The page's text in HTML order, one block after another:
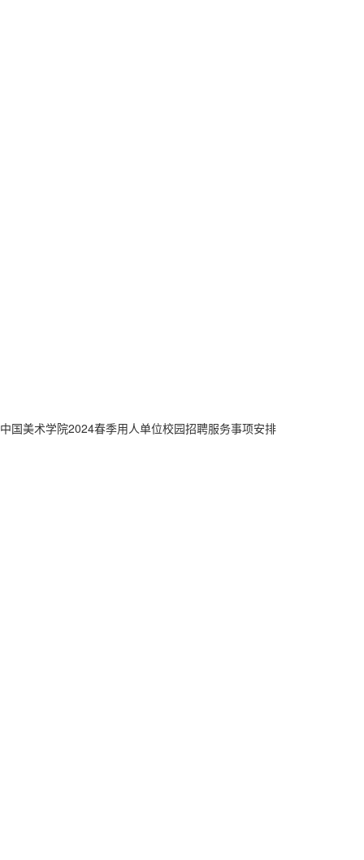
中国美术学院2024春季用人单位校园招聘服务事项安排